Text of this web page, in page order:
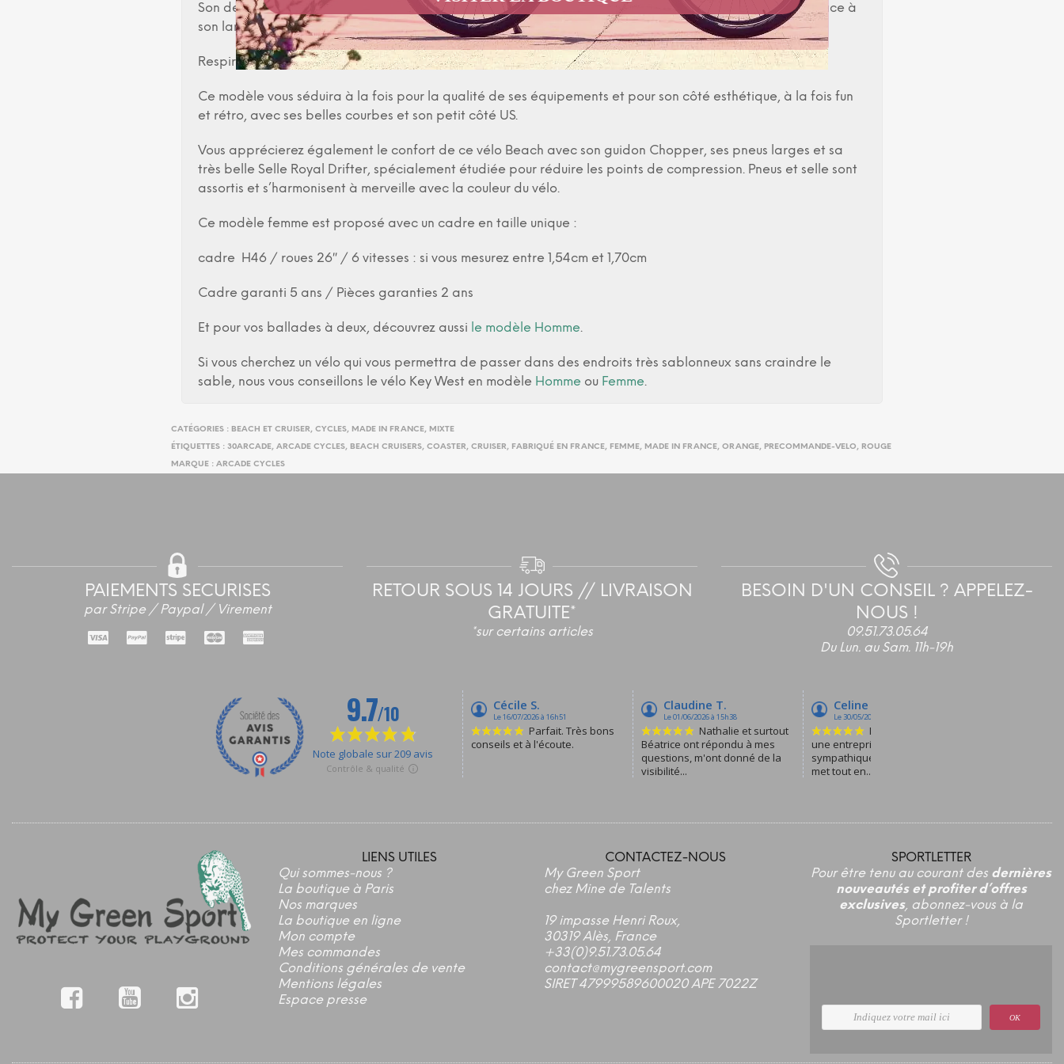
Son design soigné permet d’avoir une position très confortable, bien droit avec les épaules ouvertes grâce à
son large guidon.
Respirez à fond et à profitez du paysage…
Ce modèle vous séduira à la fois pour la qualité de ses équipements et pour son côté esthétique, à la fois fun
et rétro, avec ses belles courbes et son petit côté US.
Vous apprécierez également le confort de ce vélo Beach avec son guidon Chopper, ses pneus larges et sa
très belle Selle Royal Drifter, spécialement étudiée pour réduire les points de compression. Pneus et selle sont
assortis et s’harmonisent à merveille avec la couleur du vélo.
Ce modèle femme est proposé avec un cadre en taille unique :
cadre H46 / roues 26″ / 6 vitesses : si vous mesurez entre 1,54cm et 1,70cm
Cadre garanti 5 ans / Pièces garanties 2 ans
Et pour vos ballades à deux, découvrez aussi le modèle Homme.
Si vous cherchez un vélo qui vous permettra de passer dans des endroits très sablonneux sans craindre le
sable, nous vous conseillons le vélo Key West en modèle Homme ou Femme.
CATÉGORIES : BEACH ET CRUISER, CYCLES, MADE IN FRANCE, MIXTE
ÉTIQUETTES : 30ARCADE, ARCADE CYCLES, BEACH CRUISERS, COASTER, CRUISER, FABRIQUÉ EN FRANCE, FEMME, MADE IN FRANCE, ORANGE, PRECOMMANDE-VELO, ROUGE
MARQUE : ARCADE CYCLES
PAIEMENTS SECURISES
par Stripe / Paypal / Virement
RETOUR SOUS 14 JOURS // LIVRAISON
GRATUITE*
*sur certains articles
BESOIN D'UN CONSEIL ? APPELEZ-
NOUS !
09.51.73.05.64
Du Lun. au Sam. 11h-19h
LIENS UTILES
Qui sommes-nous ?
La boutique à Paris
Nos marques
La boutique en ligne
Mon compte
Mes commandes
Conditions générales de vente
Mentions légales
Espace presse
CONTACTEZ-NOUS
My Green Sport
chez Mine de Talents
19 impasse Henri Roux,
30319 Alès, France
+33(0)9.51.73.05.64
contact@mygreensport.com
SIRET 47999589600020 APE 7022Z
SPORTLETTER
Pour être tenu au courant des dernières
nouveautés et profiter d’offres
exclusives, abonnez-vous à la
Sportletter !
OK